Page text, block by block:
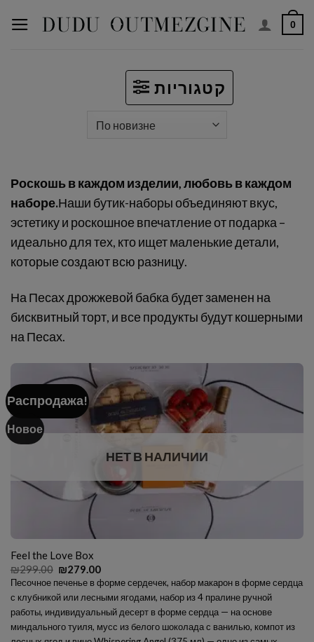
0
קטגוריות
Роскошь в каждом изделии, любовь в каждом
наборе.Наши бутик-наборы объединяют вкус,
эстетику и роскошное впечатление от подарка –
идеально для тех, кто ищет маленькие детали,
которые создают всю разницу.
На Песах дрожжевой бабка будет заменен на
бисквитный торт, и все продукты будут кошерными
на Песах.
Распродажа!
Новое
НЕТ В НАЛИЧИИ
Feel the Love Box
₪299.00 Первоначальная
цена
составляла
₪299.00.
₪279.00Текущая
цена:
₪279.00.
Песочное печенье в форме сердечек, набор макарон в форме сердца
с клубникой или лесными ягодами, набор из 4 пралине ручной
работы, индивидуальный десерт в форме сердца — на основе
миндального туиля, мусс из белого шоколада с ванилью, компот из